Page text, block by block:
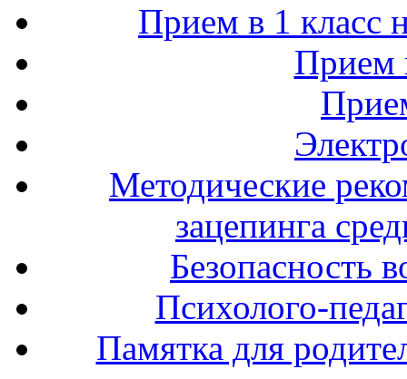
Прием в 1 класс
Прием
Методические
зацепинга
Безопасность
Психолого-
Памятка для